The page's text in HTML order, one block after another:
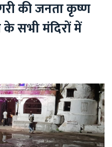
की जनता कृष्ण
सभी मंदिरों में